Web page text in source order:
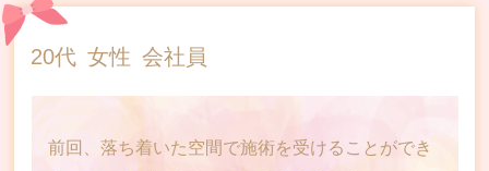
Metaject Price メタジェクト料金表
20代 女性 会社員
前回、落ち着いた空間で施術を受けることができ